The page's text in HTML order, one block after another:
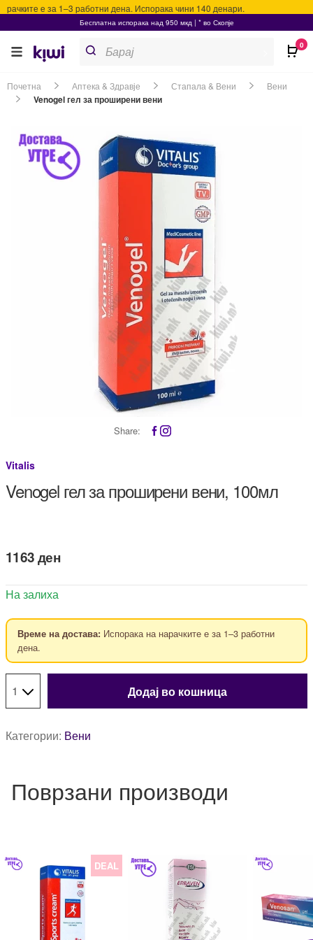
е за 1–3 работни дена. Испорака чини 140 денари.
Бесплатна испорака над 950 мкд | * во Скопје
search
Почетна Аптека & Здравје Стапала & Вени Вени
Venogel гел за проширени вени
Share:
Vitalis
Venogel гел за проширени вени, 100мл
1163ден
На залиха
Време на достава: Испорака на нарачките е за 1–3 работни
дена.
Додај во кошница
Категории: Вени
Поврзани производи
DEAL
0